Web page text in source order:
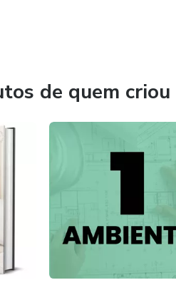
tornar seu espaço um lugar
de quem